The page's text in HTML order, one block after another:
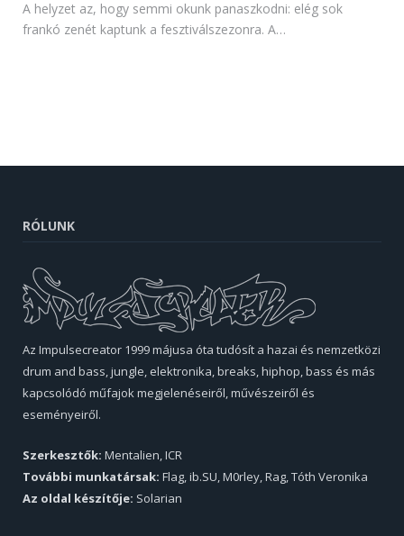
A helyzet az, hogy semmi okunk panaszkodni: elég sok
frankó zenét kaptunk a fesztiválszezonra. A…
RÓLUNK
Az Impulsecreator 1999 májusa óta tudósít a hazai és nemzetközi
drum and bass, jungle, elektronika, breaks, hiphop, bass és más
kapcsolódó műfajok megjelenéseiről, művészeiről és
eseményeiről.
Szerkesztők: Mentalien, ICR
További munkatársak: Flag, ib.SU, M0rley, Rag, Tóth Veronika
Az oldal készítője: Solarian